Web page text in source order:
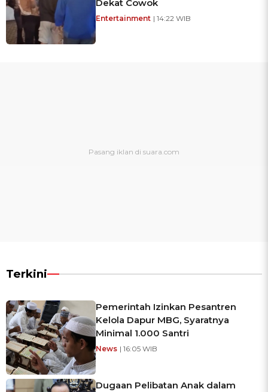
Dekat Cowok
Entertainment | 14:22 WIB
Terkini
Pemerintah Izinkan Pesantren
Kelola Dapur MBG, Syaratnya
Minimal 1.000 Santri
News | 16:05 WIB
Dugaan Pelibatan Anak dalam